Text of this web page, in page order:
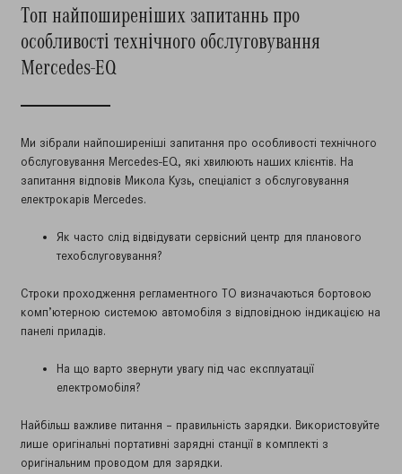
Топ найпоширеніших запитаннь про
особливості технічного обслуговування
Mercedes-EQ
Ми зібрали найпоширеніші запитання про особливості технічного
обслуговування Mercedes-EQ, які хвилюють наших клієнтів. На
запитання відповів Микола Кузь, спеціаліст з обслуговування
електрокарів Mercedes.
Як часто слід відвідувати сервісний центр для планового
техобслуговування?
Строки проходження регламентного ТО визначаються бортовою
комп’ютерною системою автомобіля з відповідною індикацією на
панелі приладів.
На що варто звернути увагу під час експлуатації
електромобіля?
Найбільш важливе питання – правильність зарядки. Використовуйте
лише оригінальні портативні зарядні станції в комплекті з
оригінальним проводом для зарядки.